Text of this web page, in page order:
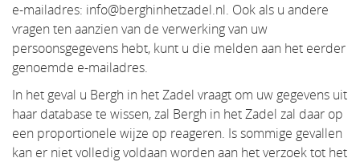
e-mailadres: info@berghinhetzadel.nl. Ook als u andere
vragen ten aanzien van de verwerking van uw
persoonsgegevens hebt, kunt u die melden aan het eerder
genoemde e-mailadres.
In het geval u Bergh in het Zadel vraagt om uw gegevens uit
haar database te wissen, zal Bergh in het Zadel zal daar op
een proportionele wijze op reageren. Is sommige gevallen
kan er niet volledig voldaan worden aan het verzoek tot het